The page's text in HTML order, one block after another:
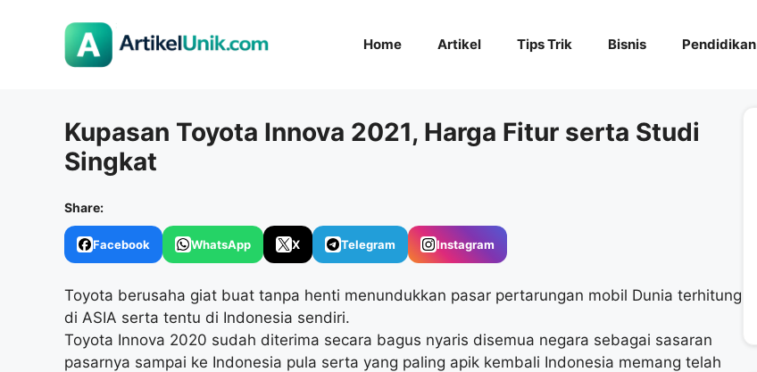
Home Artikel Tips Trik Bisnis Pendidikan
Kupasan Toyota Innova 2021, Harga Fitur serta Studi
Singkat
Share:
Facebook WhatsApp X Telegram Instagram
Toyota berusaha giat buat tanpa henti menundukkan pasar pertarungan mobil Dunia terhitung
di ASIA serta tentu di Indonesia sendiri.
Toyota Innova 2020 sudah diterima secara bagus nyaris disemua negara sebagai sasaran
pasarnya sampai ke Indonesia pula serta yang paling apik kembali Indonesia memang telah